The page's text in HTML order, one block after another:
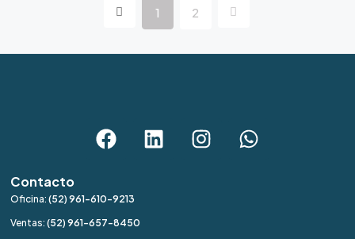
1 2
Contacto
Oficina:(52) 961-610-9213
Ventas:(52) 961-657-8450